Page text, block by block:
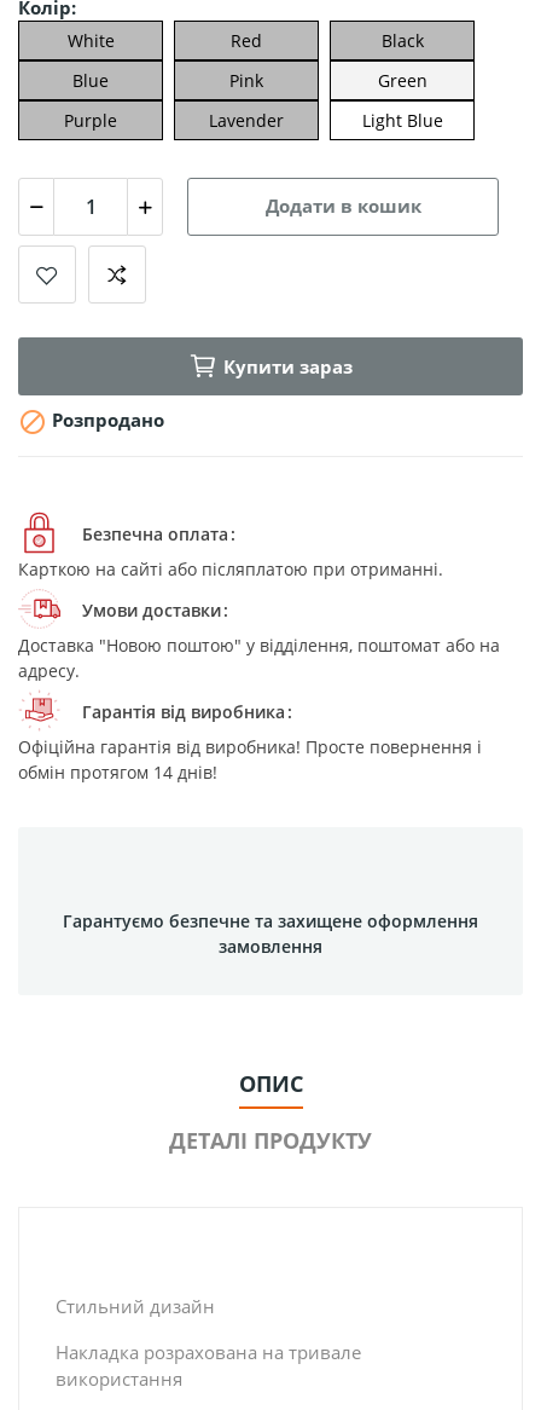
Колір:
White Red
Black
Blue
Pink
Green
Purple
Lavender Light Blue
Додати в кошик
Купити зараз
 Розпродано
Безпечна оплата
Карткою на сайті або післяплатою при отриманні.
Умови доставки
Доставка "Новою поштою" у відділення, поштомат або на
адресу.
Гарантія від виробника
Офіційна гарантія від виробника! Просте повернення і
обмін протягом 14 днів!
Гарантуємо безпечне та захищене оформлення
замовлення
ОПИС
ДЕТАЛІ ПРОДУКТУ
Стильний дизайн
Накладка розрахована на тривале
використання